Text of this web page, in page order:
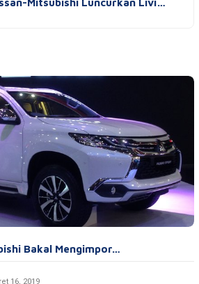
Mitsubishi Luncurkan Livi…
Bakal Mengimpor…
16, 2019